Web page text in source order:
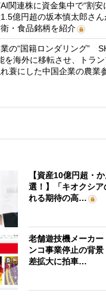
関連株に資金集中で“割安
億円超の坂本慎太郎さん
・食品銘柄を紹介
の“国籍ロンダリング”
海外に移転させ、トラ
蓑にした中国企業の農業
【資産10億円超・
選！】「キオクシ
れる期待の高…
老舗遊技機メーカ
ンコ事業停止の背
差拡大に拍車…